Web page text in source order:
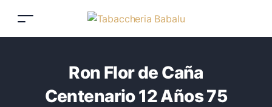
Ron Flor de Caña
Centenario 12 Años 75